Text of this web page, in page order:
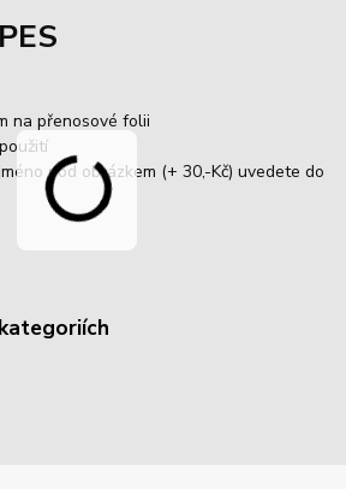
na přenosové folii
pod obrázkem (+ 30,-Kč) uvedete do